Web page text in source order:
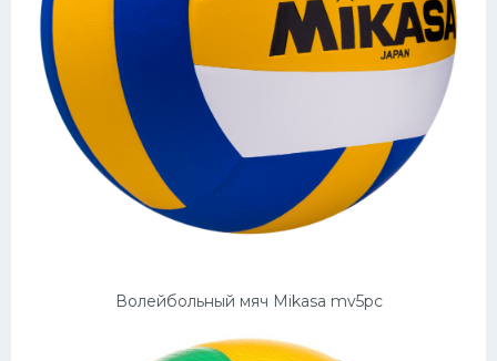
Волейбольный мяч Mikasa mv5pc